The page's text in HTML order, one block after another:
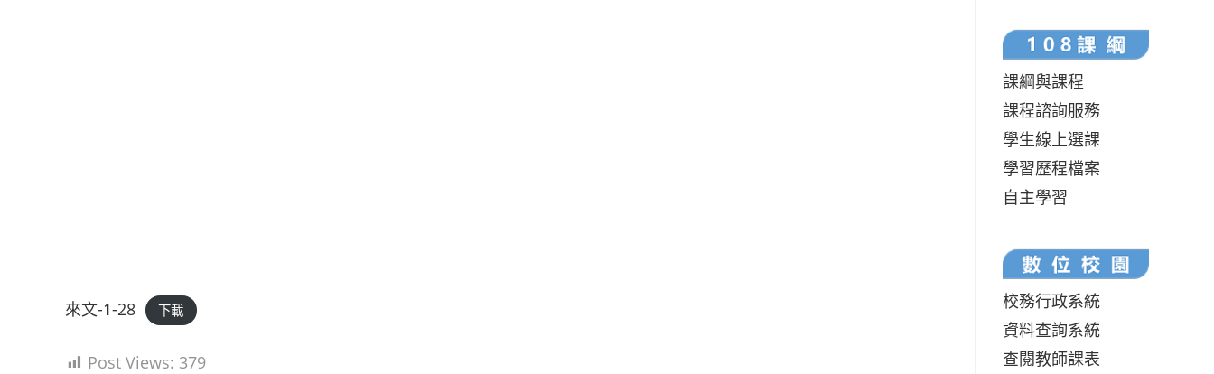
來文-1-28 下載
Post Views: 379
課綱與課程
課程諮詢服務
學生線上選課
學習歷程檔案
自主學習
校務行政系統
資料查詢系統
查閱教師課表